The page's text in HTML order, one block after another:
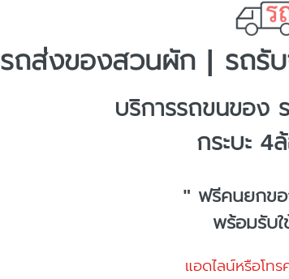
รถส่งของสวนผัก | รถรั
บริการรถขนของ
กระบะ
" ฟรีคนยกข
พร้อมรับ
แอดไลน์หรือโท